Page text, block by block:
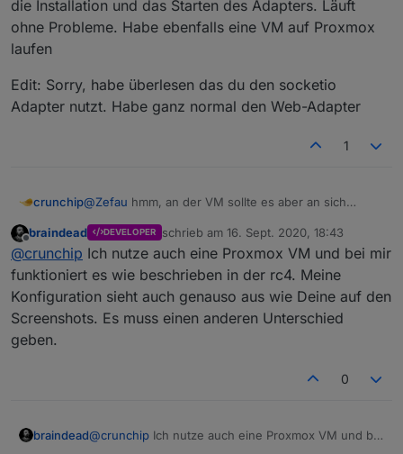
die Installation und das Starten des Adapters. Läuft
ohne Probleme. Habe ebenfalls eine VM auf Proxmox
laufen
Edit: Sorry, habe überlesen das du den socketio
Adapter nutzt. Habe ganz normal den Web-Adapter
1
crunchip@Zefau hmm, an der VM sollte es aber an sich
Wenn ich bei Gelegenheit den IoBroker neustarte,
werde ich nochmal testen.
braindead DEVELOPER schrieb am 16. Sept. 2020, 18:43
zuletzt editiert von
@crunchip Ich nutze auch eine Proxmox VM und bei mir
funktioniert es wie beschrieben in der rc4. Meine
Konfiguration sieht auch genauso aus wie Deine auf den
Screenshots. Es muss einen anderen Unterschied
geben.
0
braindead@crunchip Ich nutze auch eine Proxmox VM und bei